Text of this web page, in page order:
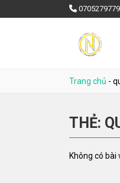
0705279779
Trang chủ -
THẺ:
Không có